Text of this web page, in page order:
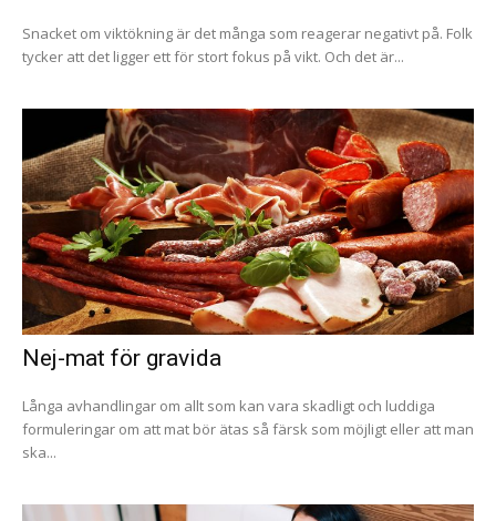
Snacket om viktökning är det många som reagerar negativt på. Folk
tycker att det ligger ett för stort fokus på vikt. Och det är...
Nej-mat för gravida
Långa avhandlingar om allt som kan vara skadligt och luddiga
formuleringar om att mat bör ätas så färsk som möjligt eller att man
ska...